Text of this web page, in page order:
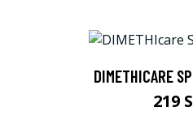
DIMETHICARE
219